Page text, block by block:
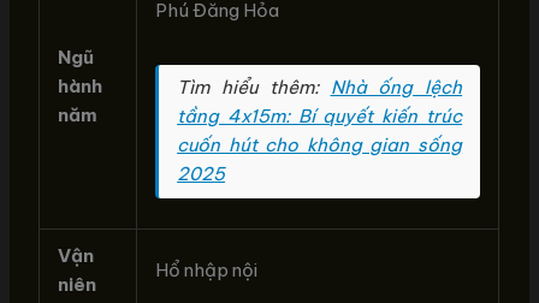
Ngũ
hành
năm
Phú Đăng Hỏa
Tìm hiểu thêm: Nhà ống lệch
tầng 4x15m: Bí quyết kiến trúc
cuốn hút cho không gian sống
2025
Vận
niên
Hổ nhập nội